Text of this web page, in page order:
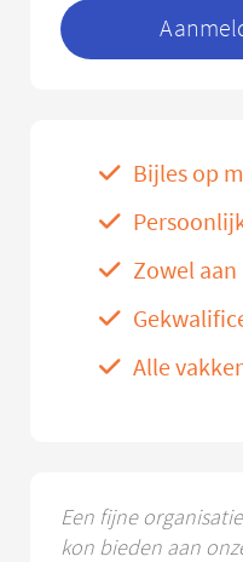
Bijles op
Zowel
Alle
Een fijne
kon bieden aan